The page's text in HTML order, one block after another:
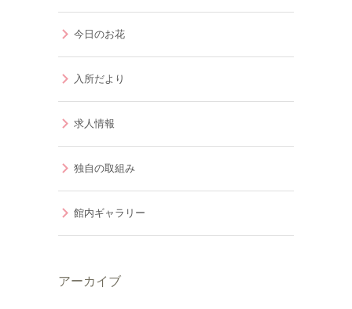
今日のお花
入所だより
求人情報
独自の取組み
館内ギャラリー
アーカイブ